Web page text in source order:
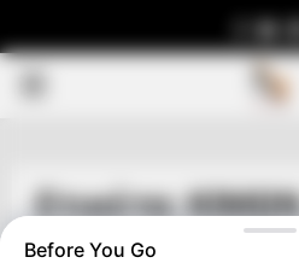
Ετικέτα:
Before You Go